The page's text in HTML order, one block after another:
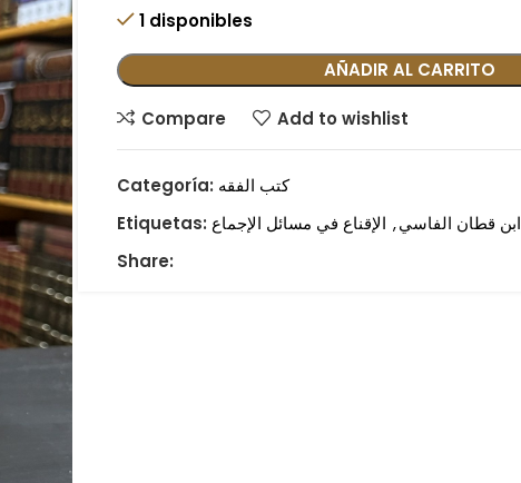
1 disponibles
AÑADIR AL CARRITO
Compare Add to wishlist
Categoría: كتب الفقه
Etiquetas:
ابن قطان الفاسي, الإقناع في مسائل الإجماع
Share: